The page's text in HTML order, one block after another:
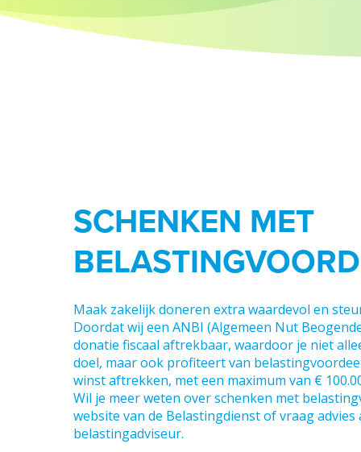
SCHENKEN MET
Maak zakelijk doneren extra waardevol en
Doordat wij een ANBI (Algemeen Nut
donatie fiscaal aftrekbaar, waardoor je niet
doel, maar ook profiteert van
winst aftrekken, met een maximum van €
Wil je meer weten over schenken met
website van de Belastingdienstof vraag advies
belastingadviseur.